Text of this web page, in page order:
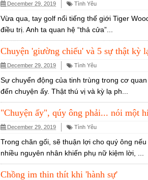
December 29, 2019 Tình Yêu
Vừa qua, tay golf nổi tiếng thế giới Tiger
điều trị. Anh ta quan hệ “thả cửa”...
Chuyện 'giường chiếu' và 5 sự thật kỳ
December 29, 2019 Tình Yêu
Sự chuyển động của tinh trùng trong cơ
đến chuyện ấy. Thật thú vị và kỳ lạ ph...
"Chuyện ấy", qúy ông phải... nói một
December 29, 2019 Tình Yêu
Trong chăn gối, sẽ thuận lợi cho quý ông
nhiều nguyên nhân khiến phụ nữ kiệm lời, ...
Chồng im thin thít khi 'hành sự'